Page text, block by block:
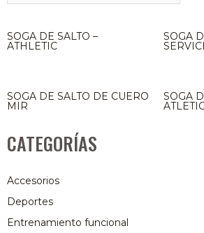
CATEGORÍAS
Accesorios
Deportes
Entrenamiento funcional
SOGA DE SALTO –
ATHLETIC
SOGA
SOGA DE SALTO DE CUERO
MIR
SOGA